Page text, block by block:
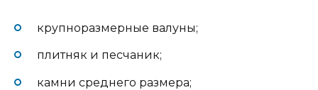
крупноразмерные валуны;
плитняк и песчаник;
камни среднего размера;